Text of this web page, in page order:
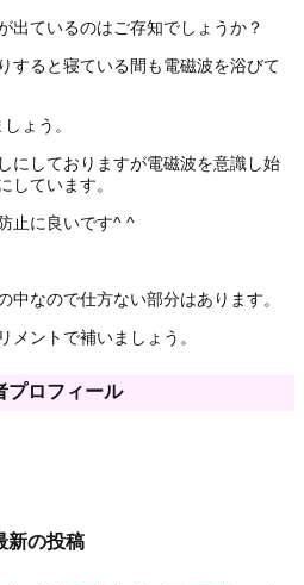
出ているのはご存知でしょうか？
すると寝ている間も電磁波を浴びて
ょう。
にしておりますが電磁波を意識し始
しています。
止に良いです^ ^
中なので仕方ない部分はあります。
メントで補いましょう。
プロフィール
新の投稿